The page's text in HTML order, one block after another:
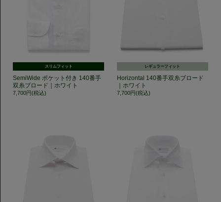
スリムフィット
SemiWide ポケット付き 140番手
双糸ブロード｜ホワイト
7,700円(税込)
レギュラーフィット
Horizontal 140番手双糸ブロード
｜ホワイト
7,700円(税込)